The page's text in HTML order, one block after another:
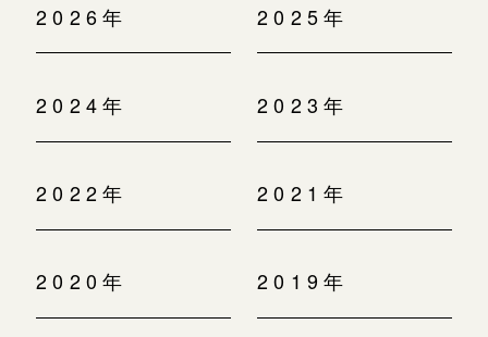
2026年 2025年
2024年 2023年
2022年 2021年
2020年 2019年